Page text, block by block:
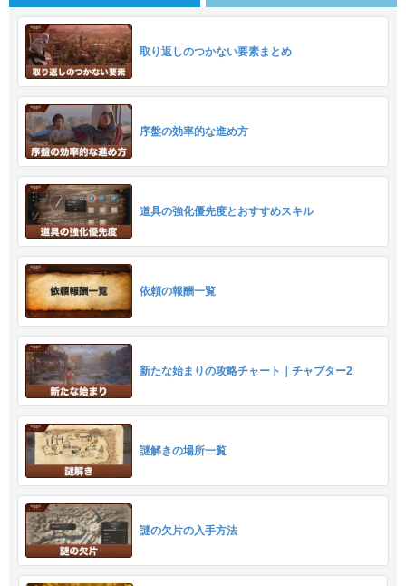
取り返しのつかない要素まとめ
序盤の効率的な進め方
道具の強化優先度とおすすめスキル
依頼の報酬一覧
新たな始まりの攻略チャート｜チャプター2
謎解きの場所一覧
謎の欠片の入手方法